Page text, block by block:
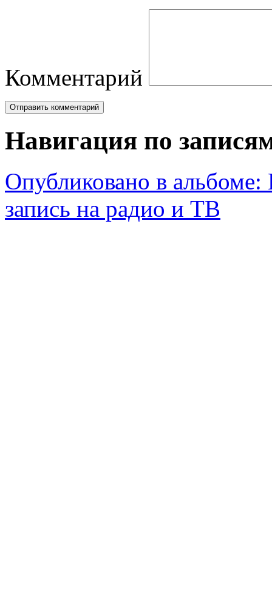
Комментарий
Навигация по
Опубликовано в альбоме:
запись на радио и ТВ